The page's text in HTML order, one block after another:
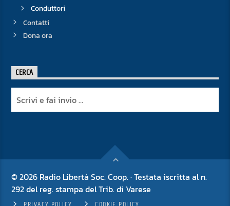
Conduttori
Contatti
Dona ora
CERCA
© 2026 Radio Libertà Soc. Coop. · Testata iscritta al n.
292 del reg. stampa del Trib. di Varese